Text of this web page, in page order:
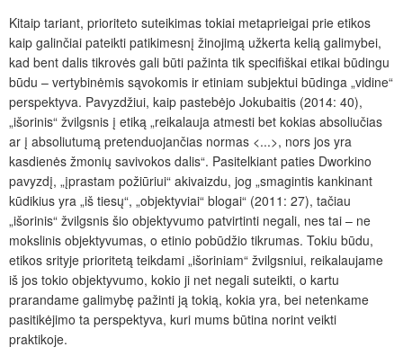
Kitaip tariant, prioriteto suteikimas tokiai metaprieigai prie etikos
kaip galinčiai pateikti patikimesnį žinojimą užkerta kelią galimybei,
kad bent dalis tikrovės gali būti pažinta tik specifiškai etikai būdingu
būdu – vertybinėmis sąvokomis ir etiniam subjektui būdinga „vidine“
perspektyva. Pavyzdžiui, kaip pastebėjo Jokubaitis (2014: 40),
„išorinis“ žvilgsnis į etiką „reikalauja atmesti bet kokias absoliučias
ar į absoliutumą pretenduojančias normas <...>, nors jos yra
kasdienės žmonių savivokos dalis“. Pasitelkiant paties Dworkino
pavyzdį, „įprastam požiūriui“ akivaizdu, jog „smagintis kankinant
kūdikius yra „iš tiesų“, „objektyviai“ blogai“ (2011: 27), tačiau
„išorinis“ žvilgsnis šio objektyvumo patvirtinti negali, nes tai – ne
mokslinis objektyvumas, o etinio pobūdžio tikrumas. Tokiu būdu,
etikos srityje prioritetą teikdami „išoriniam“ žvilgsniui, reikalaujame
iš jos tokio objektyvumo, kokio ji net negali suteikti, o kartu
prarandame galimybę pažinti ją tokią, kokia yra, bei netenkame
pasitikėjimo ta perspektyva, kuri mums būtina norint veikti
praktikoje.